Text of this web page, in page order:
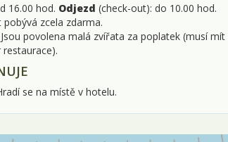
16.00 hod. Odjezd (check-out): do 10.00 hod.
zcela zdarma.
Jsou povolena malá zvířata za poplatek (musí
se na místě v hotelu.